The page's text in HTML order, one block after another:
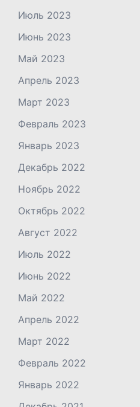
Июль 2023
Июнь 2023
Май 2023
Апрель 2023
Март 2023
Февраль 2023
Январь 2023
Декабрь 2022
Ноябрь 2022
Октябрь 2022
Август 2022
Июль 2022
Июнь 2022
Май 2022
Апрель 2022
Март 2022
Февраль 2022
Январь 2022